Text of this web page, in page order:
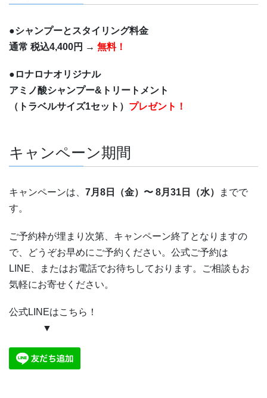
●シャンプーとスタイリング料金
通常 税込4,400円 → 無料！
●ロナロナオリジナル
アミノ酸シャンプー&トリートメント
（トラベルサイズ1セット） プレゼント！
キャンペーン期間
キャンペーンは、 7月8 日（金）〜 8月31日（水）
までで
す。
ご予約枠が埋まり次第、キャンペーン終了となりますの
で、どうぞお早めにご予約ください。公式ご予約は
LINE、またはお電話でお待ちしております。ご相談もお
気軽にお寄せください。
公式LINEはこちら！
▼